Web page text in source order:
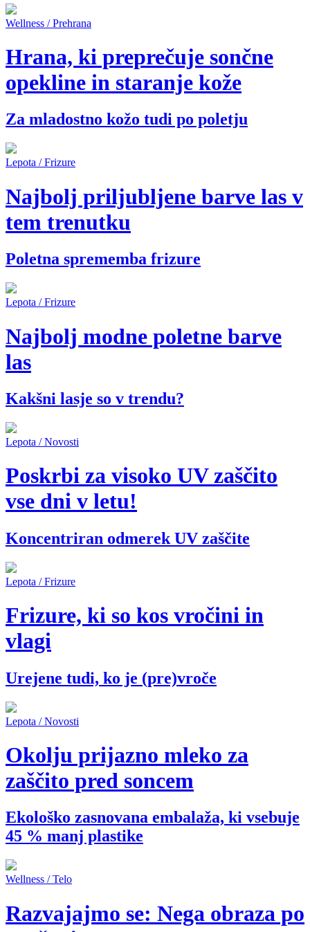
Wellness / Prehrana
Hrana, ki preprečuje sončne
opekline in staranje kože
Za mladostno kožo tudi po poletju
Lepota / Frizure
Najbolj priljubljene barve las v
tem trenutku
Poletna sprememba frizure
Lepota / Frizure
Najbolj modne poletne barve
las
Kakšni lasje so v trendu?
Lepota / Novosti
Poskrbi za visoko UV zaščito
vse dni v letu!
Koncentriran odmerek UV zaščite
Lepota / Frizure
Frizure, ki so kos vročini in
vlagi
Urejene tudi, ko je (pre)vroče
Lepota / Novosti
Okolju prijazno mleko za
zaščito pred soncem
Ekološko zasnovana embalaža, ki vsebuje
45 % manj plastike
Wellness / Telo
Razvajajmo se: Nega obraza po